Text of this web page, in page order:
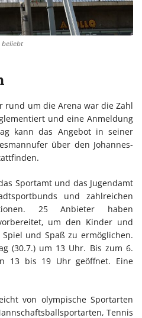
beliebt
rund um die Arena war die Zahl
und eine Anmeldung
kann das Angebot in seiner
über den Johannes-
Sportamt und das Jugendamt
und zahlreichen
25 Anbieter haben
um den Kinder und
und Spaß zu ermöglichen.
(30.7.) um 13 Uhr. Bis zum 6.
13 bis 19 Uhr geöffnet. Eine
von olympische Sportarten
Tennis